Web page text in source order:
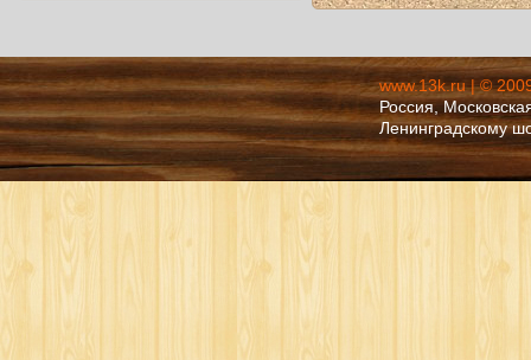
www.13k.ru | ©
Россия,
Ленинградскому